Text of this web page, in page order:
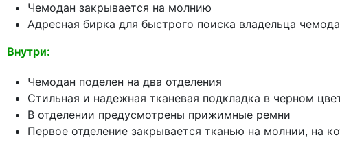
Чемодан закрывается на молнию
Адресная бирка для быстрого поиска владельца
Внутри:
Чемодан поделен на два отделения
Стильная и надежная тканевая подкладка в черном
В отделении предусмотрены прижимные ремни
Первое отделение закрывается тканью на молнии, на